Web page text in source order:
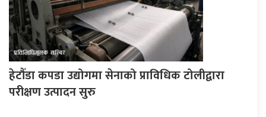
हेटौँडा कपडा उद्योगमा सेनाको प्राविधिक टोलीद्वारा
परीक्षण उत्पादन सुरु